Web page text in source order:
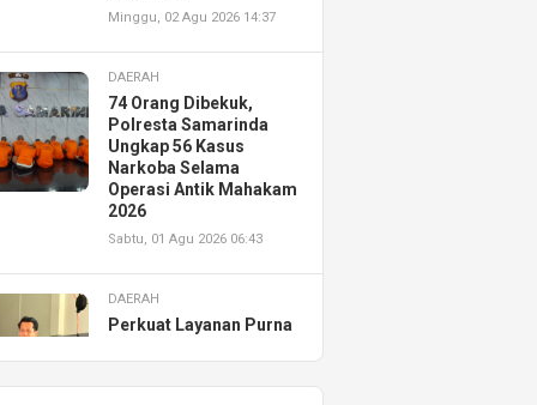
Minggu, 02 Agu 2026 14:37
DAERAH
74 Orang Dibekuk,
Polresta Samarinda
Ungkap 56 Kasus
Narkoba Selama
Operasi Antik Mahakam
2026
Sabtu, 01 Agu 2026 06:43
DAERAH
Perkuat Layanan Purna
Resmikan AHASS